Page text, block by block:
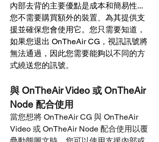
內部去背的主要優點是成本和簡易性...
您不需要購買額外的裝置、為其提供支
援並確保您會使用它。您只需要知道，
如果您退出 OnTheAir CG，視訊訊號將
無法通過，因此您需要能夠以不同的方
式繞送您的訊號。
與 OnTheAir Video 或 OnTheAir
Node 配合使用
當您想將 OnTheAir CG 與 OnTheAir
Video 或 OnTheAir Node 配合使用以覆